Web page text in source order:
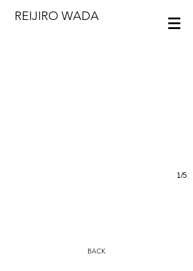
REIJIRO WADA
1/5
BACK